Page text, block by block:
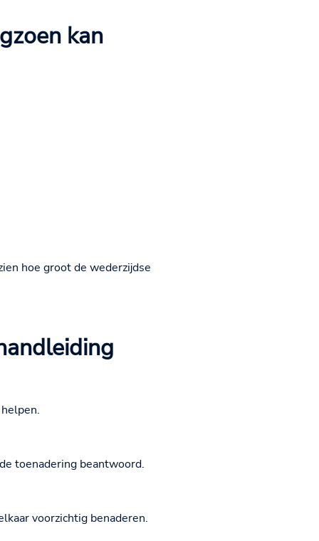
kan
hoe groot de wederzijdse
toenadering beantwoord.
voorzichtig benaderen.